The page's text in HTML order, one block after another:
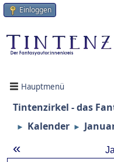
Einloggen
Hauptmenü
Tintenzirkel - das
► Kalender ►
«